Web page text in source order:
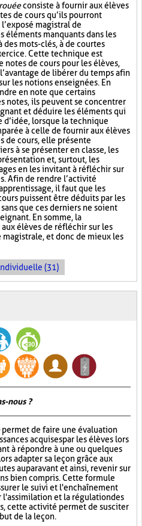
consiste à fournir aux élèves
de cours qu’ils pourront
magistral de
éléments manquants dans les
des mots-clés, à de courtes
Cette technique est
notes de cours pour les élèves,
de libérer du temps afin
les notions enseignées. En
en note que certains
notes, ils peuvent se concentrer
et déduire les éléments qui
d’idée, lorsque la technique
à celle de fournir aux élèves
de cours, elle présente
à se présenter en classe, les
et, surtout, les
en les invitant à réfléchir sur
Afin de rendre l’activité
il faut que les
puissent être déduits par les
que ces derniers ne soient
En somme, la
élèves de réfléchir sur les
et donc de mieux les
(31)
nous ?
permet de faire une évaluation
acquises par les élèves lors
à répondre à une ou quelques
adapter sa leçon grâce aux
auparavant et ainsi, revenir sur
bien compris. Cette formule
le suivi et l'enchaînement
l'assimilation et la régulation des
cette activité permet de susciter
de la leçon.